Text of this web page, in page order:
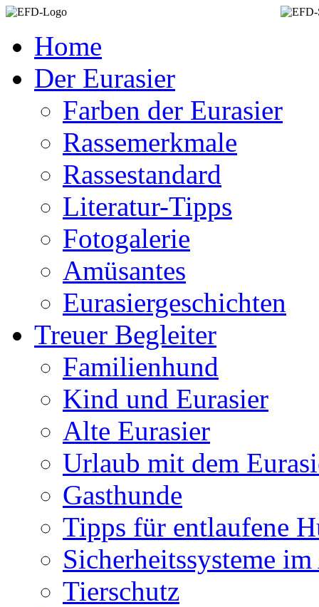
Home
Der Eurasier
Farben der Eurasier
Rassemerkmale
Rassestandard
Literatur-Tipps
Fotogalerie
Amüsantes
Eurasiergeschichten
Treuer Begleiter
Familienhund
Kind und Eurasier
Alte Eurasier
Urlaub mit dem
Gasthunde
Tipps für entlaufene
Sicherheitssysteme
Tierschutz